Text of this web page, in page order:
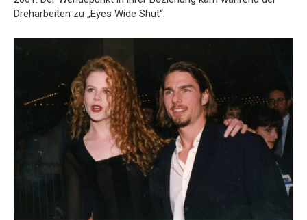
Dreharbeiten zu „Eyes Wide Shut“.